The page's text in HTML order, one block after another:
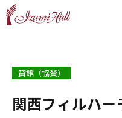
貸館（協賛）
関西フィルハ